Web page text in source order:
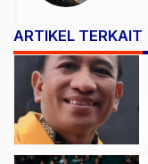
ARTIKEL TERKAIT